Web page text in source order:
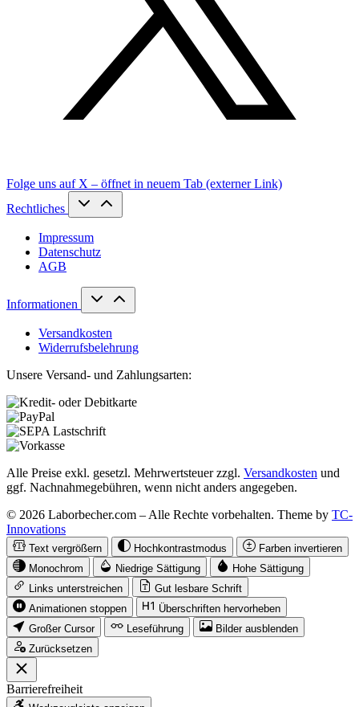
Folge uns auf X – öffnet in neuem Tab (externer Link)
Rechtliches
Impressum
Datenschutz
AGB
Informationen
Versandkosten
Widerrufsbelehrung
Unsere Versand- und Zahlungsarten:
Alle Preise exkl. gesetzl. Mehrwertsteuer zzgl. Versandkosten und
ggf. Nachnahmegebühren, wenn nicht anders angegeben.
© 2026 Laborbecher.com – Alle Rechte vorbehalten. Theme by TC-
Innovations
Text vergrößern Hochkontrastmodus
Farben invertieren
Monochrom
Niedrige Sättigung
Hohe Sättigung
Links unterstreichen
Gut lesbare Schrift
Animationen stoppen
Überschriften hervorheben
Großer Cursor
Leseführung
Bilder ausblenden
Zurücksetzen
Barrierefreiheit